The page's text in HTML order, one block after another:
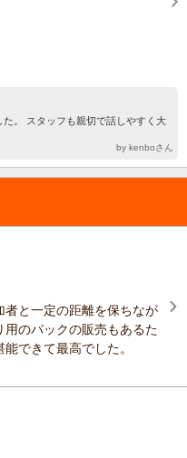
。 スタッフも親切で話しやすく大
by kenboさん
者と一定の距離を保ちなが
のパックの販売もあるた
できて最高でした。